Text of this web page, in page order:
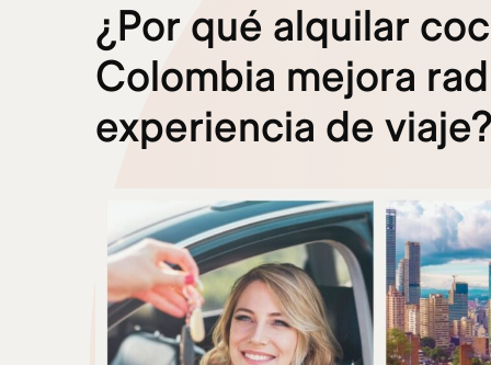
¿Por qué alquilar
Colombia mejora
experiencia de viaje?